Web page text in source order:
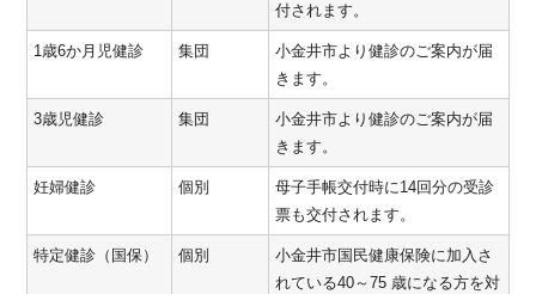
付されます。
1歳6か月児健診 集団
小金井市より健診のご案内が届
きます。
3歳児健診 集団
小金井市より健診のご案内が届
きます。
妊婦健診 個別
母子手帳交付時に14回分の受診
票も交付されます。
特定健診（国保） 個別
小金井市国民健康保険に加入さ
れている40～75 歳になる方を対